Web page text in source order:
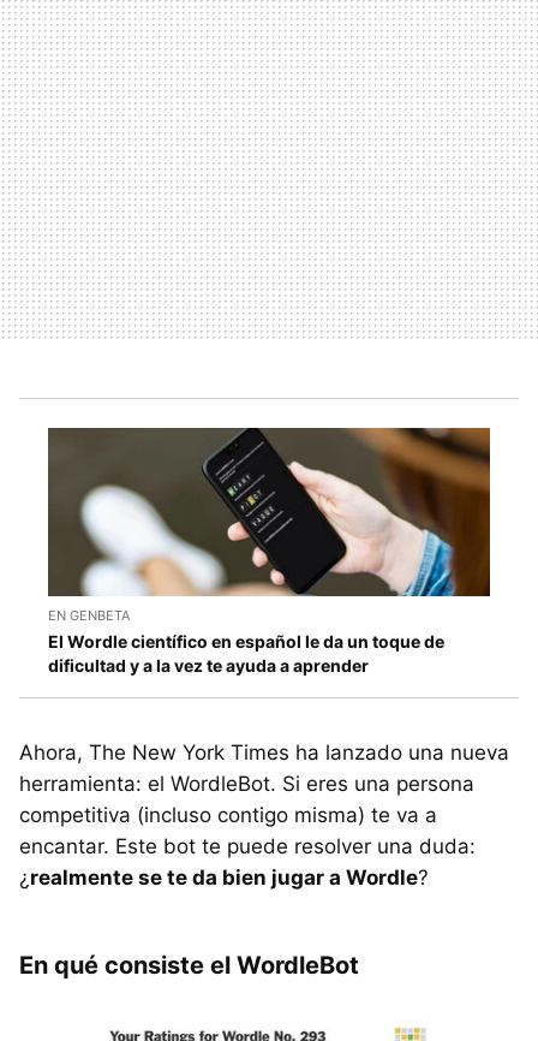
EN GENBETA
El Wordle científico en español le da un toque de
dificultad y a la vez te ayuda a aprender
Ahora, The New York Times ha lanzado una nueva
herramienta: el WordleBot. Si eres una persona
competitiva (incluso contigo misma) te va a
encantar. Este bot te puede resolver una duda:
¿ realmente se te da bien jugar a Wordle?
En qué consiste el WordleBot